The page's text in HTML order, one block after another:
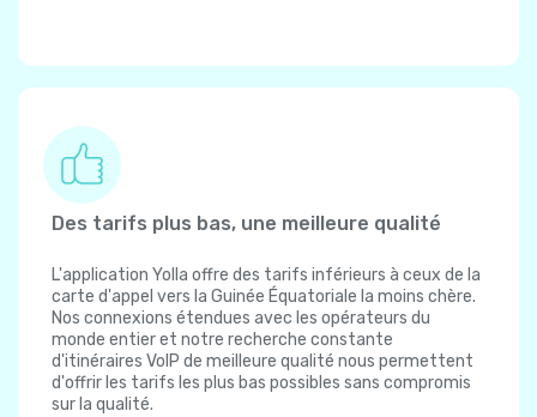
Des tarifs plus bas, une meilleure qualité
L'application Yolla offre des tarifs inférieurs à ceux de la
carte d'appel vers la Guinée Équatoriale la moins chère.
Nos connexions étendues avec les opérateurs du
monde entier et notre recherche constante
d'itinéraires VoIP de meilleure qualité nous permettent
d'offrir les tarifs les plus bas possibles sans compromis
sur la qualité.